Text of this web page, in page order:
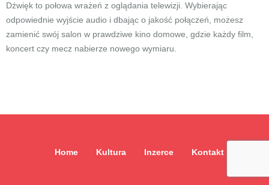
Dźwięk to połowa wrażeń z oglądania telewizji. Wybierając
odpowiednie wyjście audio i dbając o jakość połączeń, możesz
zamienić swój salon w prawdziwe kino domowe, gdzie każdy film,
koncert czy mecz nabierze nowego wymiaru.
Home Kultura Inzerce Kontakt